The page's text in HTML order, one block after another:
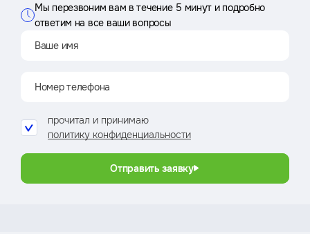
Мы перезвоним вам в течение 5 минут и подробно
ответим на все ваши вопросы
прочитал и принимаю
политику конфиденциальности
Отправить заявку